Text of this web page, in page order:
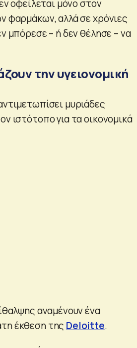
οφείλεται μόνο στον
φαρμάκων, αλλά σε χρόνιες
μπόρεσε – ή δεν θέλησε – να
την υγειονομική
μυριάδες
ιστότοπο για τα οικονομικά
αναμένουν ένα
έκθεση της Deloitte.